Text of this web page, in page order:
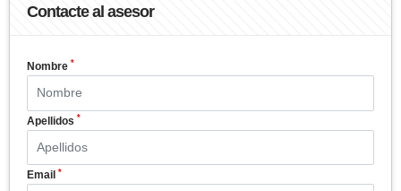
Contacte al asesor
Nombre *
Apellidos *
Email *